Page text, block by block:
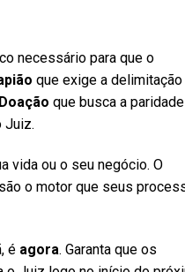
necessário para que o
que exige a delimitação
Doação que busca a paridade
Juiz.
vida ou o seu negócio. O
o motor que seus
é agora. Garanta que os